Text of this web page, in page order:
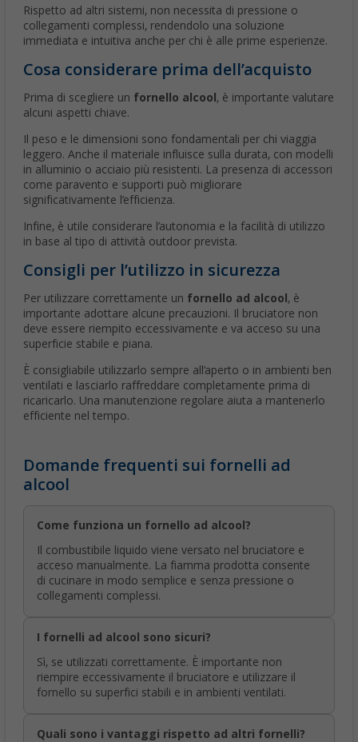
Rispetto ad altri sistemi, non necessita di pressione o
collegamenti complessi, rendendolo una soluzione
immediata e intuitiva anche per chi è alle prime esperienze.
Cosa considerare prima dell’acquisto
Prima di scegliere un fornello alcool , è importante valutare
alcuni aspetti chiave.
Il peso e le dimensioni sono fondamentali per chi viaggia
leggero. Anche il materiale influisce sulla durata, con modelli
in alluminio o acciaio più resistenti. La presenza di accessori
come paravento e supporti può migliorare
significativamente l’efficienza.
Infine, è utile considerare l’autonomia e la facilità di utilizzo
in base al tipo di attività outdoor prevista.
Consigli per l’utilizzo in sicurezza
Per utilizzare correttamente un fornello ad alcool , è
importante adottare alcune precauzioni. Il bruciatore non
deve essere riempito eccessivamente e va acceso su una
superficie stabile e piana.
È consigliabile utilizzarlo sempre all’aperto o in ambienti ben
ventilati e lasciarlo raffreddare completamente prima di
ricaricarlo. Una manutenzione regolare aiuta a mantenerlo
efficiente nel tempo.
Domande frequenti sui fornelli ad
alcool
Come funziona un fornello ad alcool?
Il combustibile liquido viene versato nel bruciatore e
acceso manualmente. La fiamma prodotta consente
di cucinare in modo semplice e senza pressione o
collegamenti complessi.
I fornelli ad alcool sono sicuri?
Sì, se utilizzati correttamente. È importante non
riempire eccessivamente il bruciatore e utilizzare il
fornello su superfici stabili e in ambienti ventilati.
Quali sono i vantaggi rispetto ad altri fornelli?